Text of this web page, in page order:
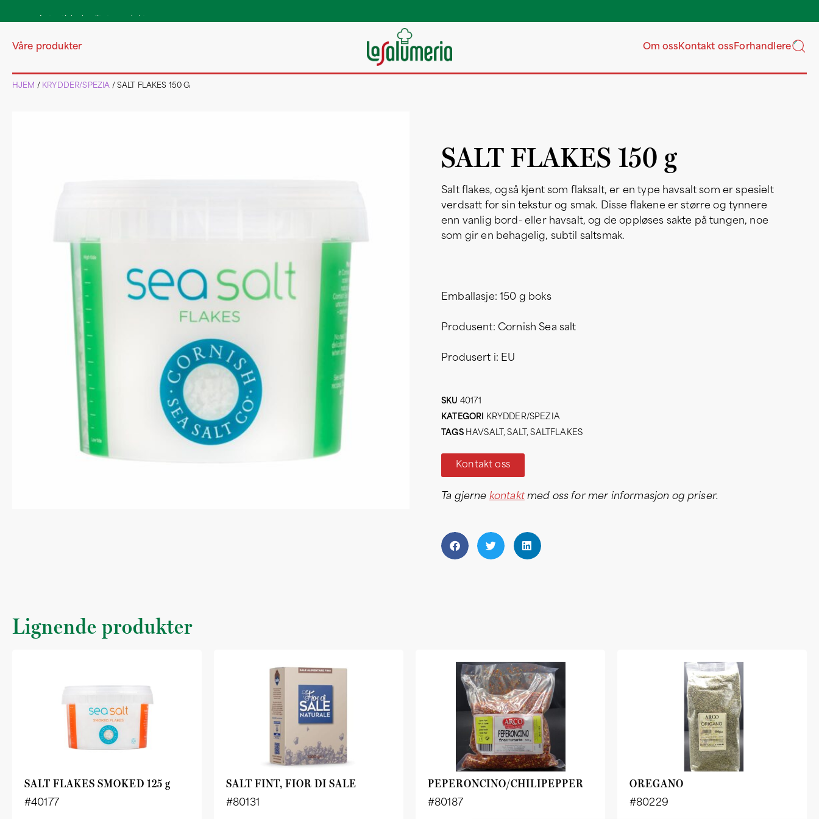
Våre produkter Om ossKontakt ossForhandlere
HJEM / KRYDDER/SPEZIA / SALT FLAKES 150 G
SALT FLAKES 150 g
Salt flakes, også kjent som flaksalt, er en type havsalt som er spesielt
verdsatt for sin tekstur og smak. Disse flakene er større og tynnere
enn vanlig bord- eller havsalt, og de oppløses sakte på tungen, noe
som gir en behagelig, subtil saltsmak.
Emballasje: 150 g boks
Produsent: Cornish Sea salt
Produsert i: EU
SKU 40171
KATEGORI
KRYDDER/SPEZIA
TAGS HAVSALT,SALT,SALTFLAKES
Kontakt oss
Ta gjerne kontaktmed oss for mer informasjon og priser.
Lignende produkter
SALT FLAKES SMOKED 125 g
#40177
SALT FINT, FIOR DI SALE
#80131
PEPERONCINO/CHILIPEPPER
#80187
OREGANO
#80229